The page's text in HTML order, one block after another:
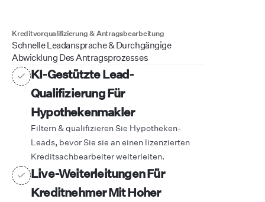
Kreditvorqualifizierung & Antragsbearbeitung
Schnelle Leadansprache & Durchgängige
Abwicklung Des Antragsprozesses
KI-Gestützte Lead-
Qualifizierung Für
Hypothekenmakler
Filtern & qualifizieren Sie Hypotheken-
Leads, bevor Sie sie an einen lizenzierten
Kreditsachbearbeiter weiterleiten.
Live-Weiterleitungen Für
Kreditnehmer Mit Hoher